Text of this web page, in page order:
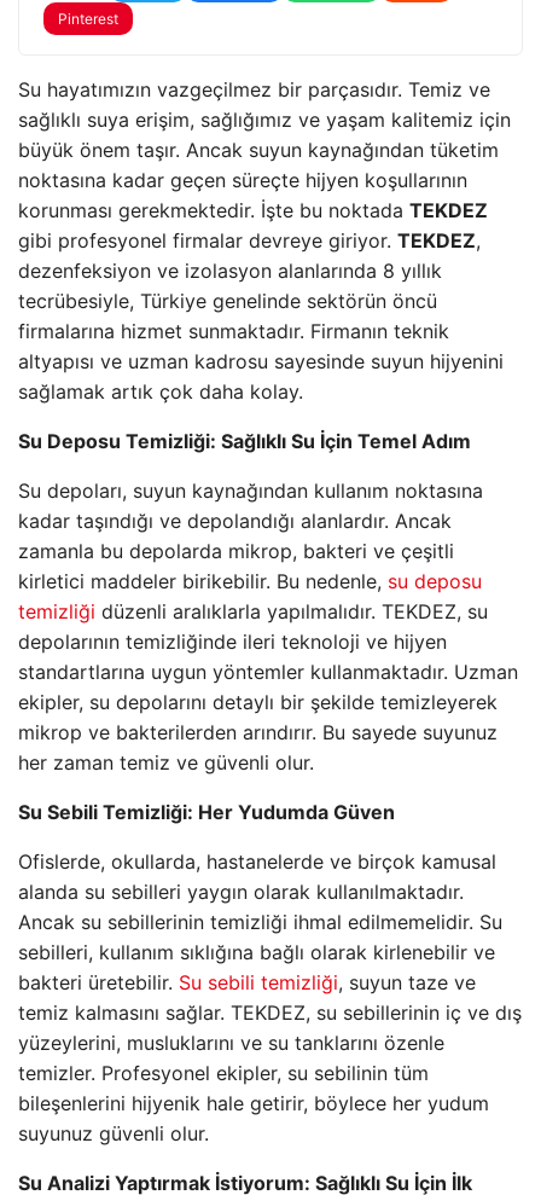
Pinterest
Su hayatımızın vazgeçilmez bir parçasıdır. Temiz ve
sağlıklı suya erişim, sağlığımız ve yaşam kalitemiz için
büyük önem taşır. Ancak suyun kaynağından tüketim
noktasına kadar geçen süreçte hijyen koşullarının
korunması gerekmektedir. İşte bu noktada TEKDEZ
gibi profesyonel firmalar devreye giriyor. TEKDEZ,
dezenfeksiyon ve izolasyon alanlarında 8 yıllık
tecrübesiyle, Türkiye genelinde sektörün öncü
firmalarına hizmet sunmaktadır. Firmanın teknik
altyapısı ve uzman kadrosu sayesinde suyun hijyenini
sağlamak artık çok daha kolay.
Su Deposu Temizliği: Sağlıklı Su İçin Temel Adım
Su depoları, suyun kaynağından kullanım noktasına
kadar taşındığı ve depolandığı alanlardır. Ancak
zamanla bu depolarda mikrop, bakteri ve çeşitli
kirletici maddeler birikebilir. Bu nedenle, su deposu
temizliği düzenli aralıklarla yapılmalıdır. TEKDEZ, su
depolarının temizliğinde ileri teknoloji ve hijyen
standartlarına uygun yöntemler kullanmaktadır. Uzman
ekipler, su depolarını detaylı bir şekilde temizleyerek
mikrop ve bakterilerden arındırır. Bu sayede suyunuz
her zaman temiz ve güvenli olur.
Su Sebili Temizliği: Her Yudumda Güven
Ofislerde, okullarda, hastanelerde ve birçok kamusal
alanda su sebilleri yaygın olarak kullanılmaktadır.
Ancak su sebillerinin temizliği ihmal edilmemelidir. Su
sebilleri, kullanım sıklığına bağlı olarak kirlenebilir ve
bakteri üretebilir. Su sebili temizliği, suyun taze ve
temiz kalmasını sağlar. TEKDEZ, su sebillerinin iç ve dış
yüzeylerini, musluklarını ve su tanklarını özenle
temizler. Profesyonel ekipler, su sebilinin tüm
bileşenlerini hijyenik hale getirir, böylece her yudum
suyunuz güvenli olur.
Su Analizi Yaptırmak İstiyorum: Sağlıklı Su İçin İlk